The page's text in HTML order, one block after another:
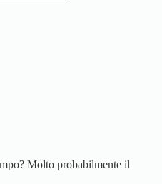
Molto probabilmente il